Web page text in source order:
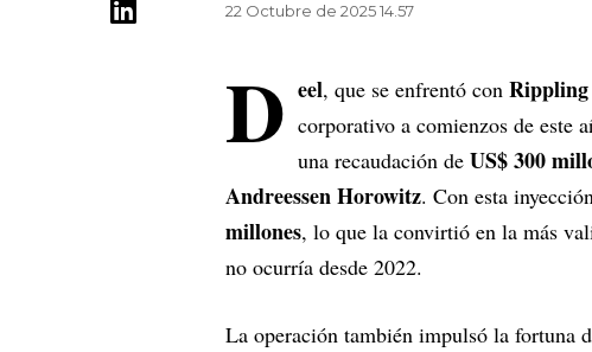
22 Octubre de 2025 14.57
D eel, que se enfrentó con Rippling
corporativo a comienzos de este
una recaudación de US$ 300
Andreessen Horowitz. Con esta
millones, lo que la convirtió en la más
no ocurría desde 2022.
La operación también impulsó la fortuna